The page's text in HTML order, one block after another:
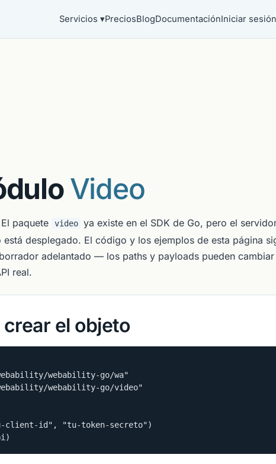
Servicios ▾PreciosBlogDocumentaciónIniciar sesión
Video
paquete video ya existe en el SDK de Go, pero el
está desplegado. El código y los ejemplos de esta página
adelantado — los paths y payloads pueden cambiar
real.
el objeto
webability-go/wa"
webability-go/video"
client-id", "tu-token-secreto")